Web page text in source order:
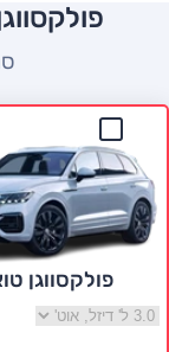
פולקסווגן
בחר גרסה פולקסווגן